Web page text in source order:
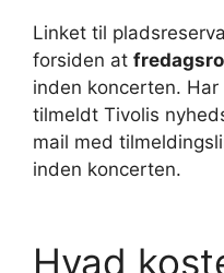
Linket til
forsiden at
inden koncerten.
tilmeldt Tivolis
mail med
inden koncerten.
Hvad